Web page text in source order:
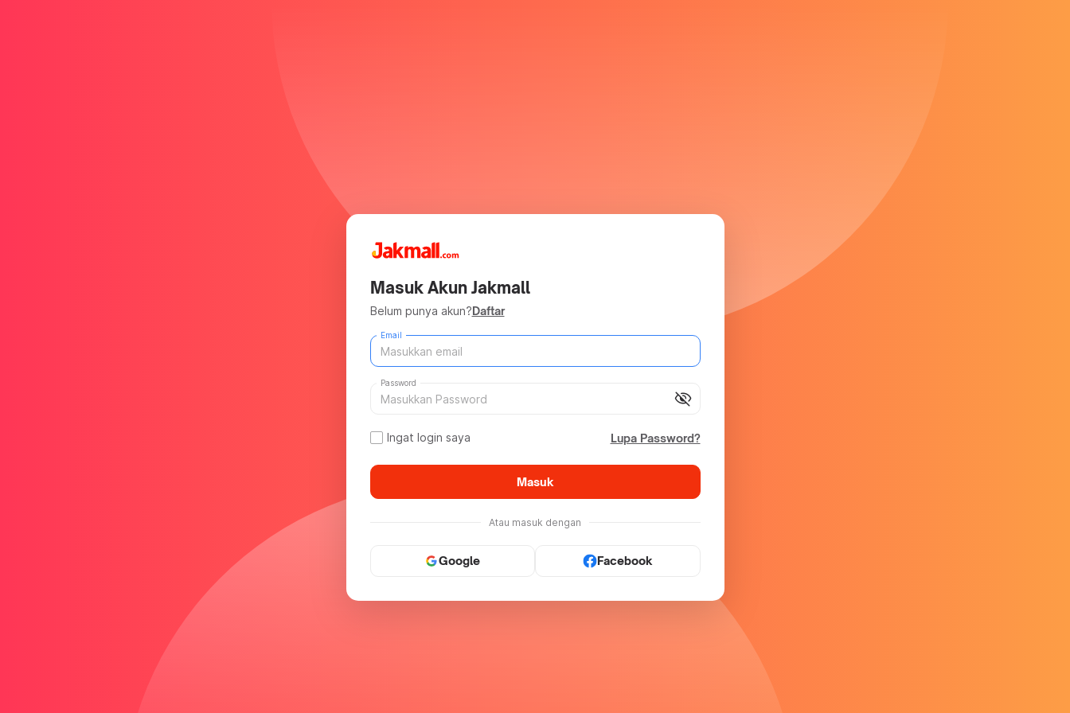
Masuk Akun Jakmall
Belum punya akun?Daftar
Email
visibility_off
Password
Ingat login saya Lupa Password?
Masuk
Atau masuk dengan
Google Facebook